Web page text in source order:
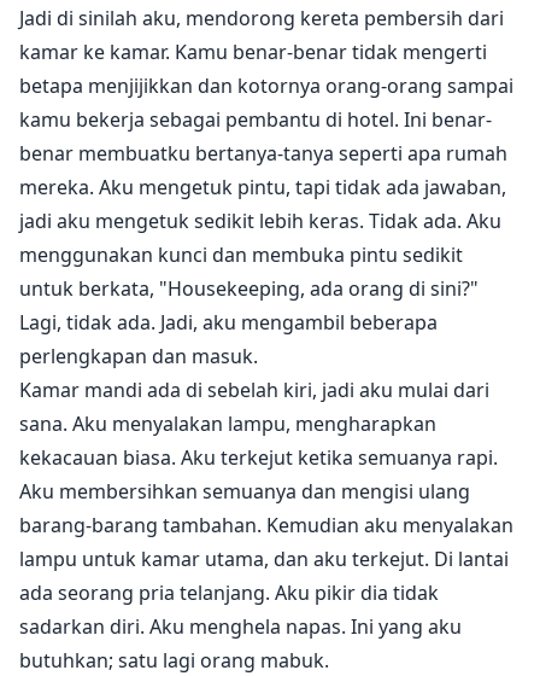
Jadi di sinilah aku, mendorong kereta pembersih dari
kamar ke kamar. Kamu benar-benar tidak mengerti
betapa menjijikkan dan kotornya orang-orang sampai
kamu bekerja sebagai pembantu di hotel. Ini benar-
benar membuatku bertanya-tanya seperti apa rumah
mereka. Aku mengetuk pintu, tapi tidak ada jawaban,
jadi aku mengetuk sedikit lebih keras. Tidak ada. Aku
menggunakan kunci dan membuka pintu sedikit
untuk berkata, "Housekeeping, ada orang di sini?"
Lagi, tidak ada. Jadi, aku mengambil beberapa
perlengkapan dan masuk.
Kamar mandi ada di sebelah kiri, jadi aku mulai dari
sana. Aku menyalakan lampu, mengharapkan
kekacauan biasa. Aku terkejut ketika semuanya rapi.
Aku membersihkan semuanya dan mengisi ulang
barang-barang tambahan. Kemudian aku menyalakan
lampu untuk kamar utama, dan aku terkejut. Di lantai
ada seorang pria telanjang. Aku pikir dia tidak
sadarkan diri. Aku menghela napas. Ini yang aku
butuhkan; satu lagi orang mabuk.